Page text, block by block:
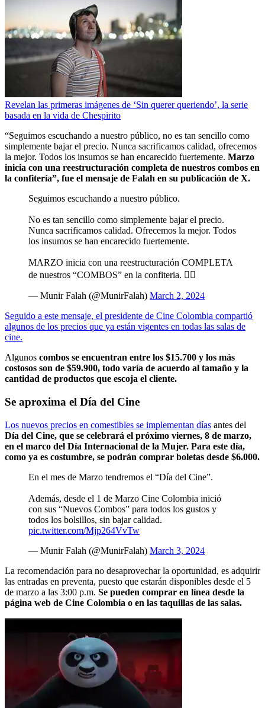
Revelan las primeras imágenes de ‘Sin querer queriendo’, la serie
basada en la vida de Chespirito
“Seguimos escuchando a nuestro público, no es tan sencillo como
simplemente bajar el precio. Nunca sacrificamos calidad, ofrecemos
la mejor. Todos los insumos se han encarecido fuertemente. Marzo
inicia con una reestructuración completa de nuestros combos en
la confitería”, fue el mensaje de Falah en su publicación de X.
Seguimos escuchando a nuestro público.
No es tan sencillo como simplemente bajar el precio.
Nunca sacrificamos calidad. Ofrecemos la mejor. Todos
los insumos se han encarecido fuertemente.
MARZO inicia con una reestructuración COMPLETA
de nuestros “COMBOS” en la confiteria. 👇🏼
— Munir Falah (@MunirFalah) March 2, 2024
Seguido a este mensaje, el presidente de Cine Colombia compartió
algunos de los precios que ya están vigentes en todas las salas de
cine.
Algunos combos se encuentran entre los $15.700 y los más
costosos son de $59.900, todo varía de acuerdo al tamaño y la
cantidad de productos que escoja el cliente.
Se aproxima el Día del Cine
Los nuevos precios en comestibles se implementan días antes del
Día del Cine, que se celebrará el próximo viernes, 8 de marzo,
en el marco del Día Internacional de la Mujer. Para este día,
como ya es costumbre, se podrán comprar boletas desde $6.000.
En el mes de Marzo tendremos el “Día del Cine”.
Además, desde el 1 de Marzo Cine Colombia inició
con sus “Nuevos Combos” para todos los gustos y
todos los bolsillos, sin bajar calidad.
pic.twitter.com/Mjp264VvTw
— Munir Falah (@MunirFalah) March 3, 2024
La recomendación para no desaprovechar la oportunidad, es adquirir
las entradas en preventa, puesto que estarán disponibles desde el 5
de marzo a las 3:00 p.m. Se pueden comprar en línea desde la
página web de Cine Colombia o en las taquillas de las salas.